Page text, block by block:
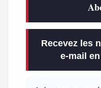
Recevez les
e-mail